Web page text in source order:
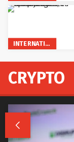
INTERNATIONAL
CRYPTO
